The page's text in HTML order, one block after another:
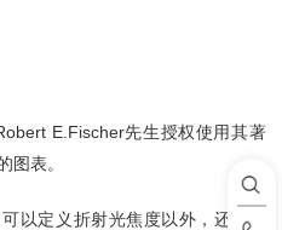
E.Fischer先生授权使用其著
图表。
以定义折射光焦度以外，还可以